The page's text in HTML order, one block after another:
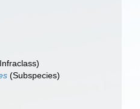
(Subspecies)